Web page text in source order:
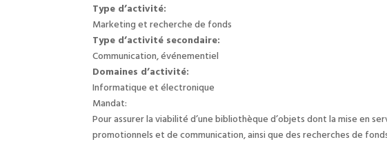
Type d’activité:
Marketing et recherche de fonds
Type d’activité secondaire:
Communication, événementiel
Domaines d’activité:
Informatique et électronique
Mandat:
Pour assurer la viabilité d’une bibliothèque d’objets dont la mise en
promotionnels et de communication, ainsi que des recherches de